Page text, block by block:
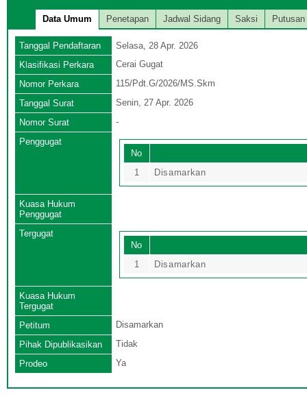
Data Umum Penetapan Jadwal Sidang Saksi Putusan
Tanggal Pendaftaran
Selasa, 28 Apr. 2026
Klasifikasi Perkara
Cerai Gugat
Nomor Perkara
115/Pdt.G/2026/MS.Skm
Tanggal Surat
Senin, 27 Apr. 2026
Nomor Surat
-
Penggugat
No
1
Disamarkan
Kuasa Hukum
Penggugat
Tergugat
No
1
Disamarkan
Kuasa Hukum
Tergugat
Petitum
Disamarkan
Pihak Dipublikasikan
Tidak
Prodeo
Ya